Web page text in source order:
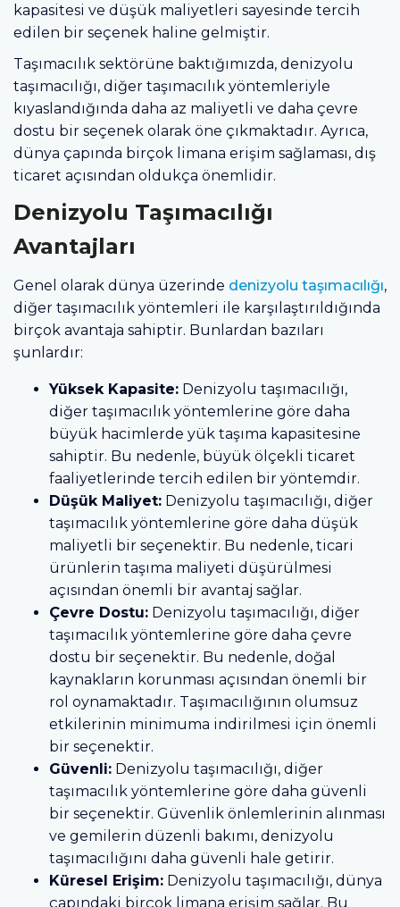
kapasitesi ve düşük maliyetleri sayesinde tercih
edilen bir seçenek haline gelmiştir.
Taşımacılık sektörüne baktığımızda, denizyolu
taşımacılığı, diğer taşımacılık yöntemleriyle
kıyaslandığında daha az maliyetli ve daha çevre
dostu bir seçenek olarak öne çıkmaktadır. Ayrıca,
dünya çapında birçok limana erişim sağlaması, dış
ticaret açısından oldukça önemlidir.
Denizyolu Taşımacılığı
Avantajları
Genel olarak dünya üzerinde denizyolu taşımacılığı,
diğer taşımacılık yöntemleri ile karşılaştırıldığında
birçok avantaja sahiptir. Bunlardan bazıları
şunlardır:
Yüksek Kapasite: Denizyolu taşımacılığı,
diğer taşımacılık yöntemlerine göre daha
büyük hacimlerde yük taşıma kapasitesine
sahiptir. Bu nedenle, büyük ölçekli ticaret
faaliyetlerinde tercih edilen bir yöntemdir.
Düşük Maliyet: Denizyolu taşımacılığı, diğer
taşımacılık yöntemlerine göre daha düşük
maliyetli bir seçenektir. Bu nedenle, ticari
ürünlerin taşıma maliyeti düşürülmesi
açısından önemli bir avantaj sağlar.
Çevre Dostu: Denizyolu taşımacılığı, diğer
taşımacılık yöntemlerine göre daha çevre
dostu bir seçenektir. Bu nedenle, doğal
kaynakların korunması açısından önemli bir
rol oynamaktadır. Taşımacılığının olumsuz
etkilerinin minimuma indirilmesi için önemli
bir seçenektir.
Güvenli: Denizyolu taşımacılığı, diğer
taşımacılık yöntemlerine göre daha güvenli
bir seçenektir. Güvenlik önlemlerinin alınması
ve gemilerin düzenli bakımı, denizyolu
taşımacılığını daha güvenli hale getirir.
Küresel Erişim: Denizyolu taşımacılığı, dünya
çapındaki birçok limana erişim sağlar. Bu